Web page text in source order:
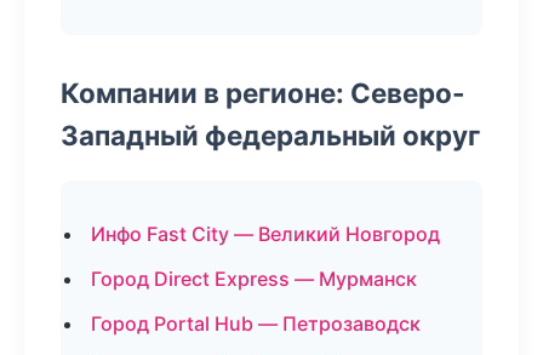
Компании в регионе: Северо-
Западный федеральный округ
Инфо Fast City — Великий Новгород
Город Direct Express — Мурманск
Город Portal Hub — Петрозаводск